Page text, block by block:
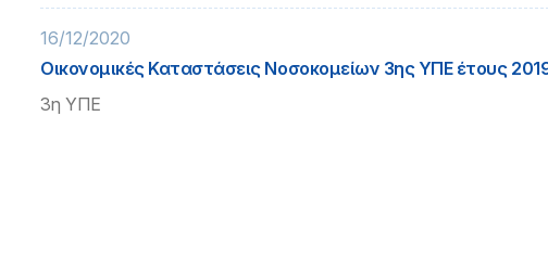
16/12/2020
Οικονομικές Καταστάσεις Νοσοκομείων 3ης ΥΠΕ έτους
3η ΥΠΕ